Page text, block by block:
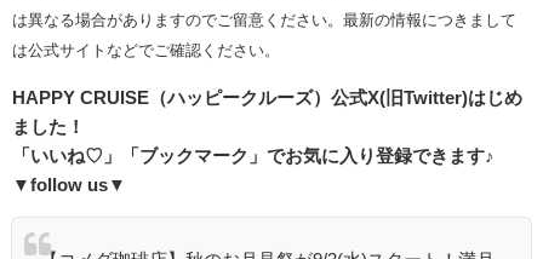
は異なる場合がありますのでご留意ください。最新の情報につきまして
は公式サイトなどでご確認ください。
HAPPY CRUISE（ハッピークルーズ） 公式X( 旧Twitter)はじめ
ました！
「いいね♡」「ブックマーク」でお気に入り登録できます♪
▼follow us▼